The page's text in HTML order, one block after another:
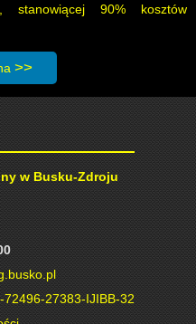
stanowiącej 90% kosztów
strona: Remont ulicy
w Busku-Zdroju
72496-27383-IJIBB-32